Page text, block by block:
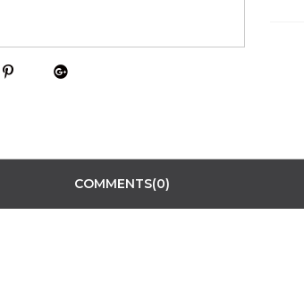
COMMENTS(0)